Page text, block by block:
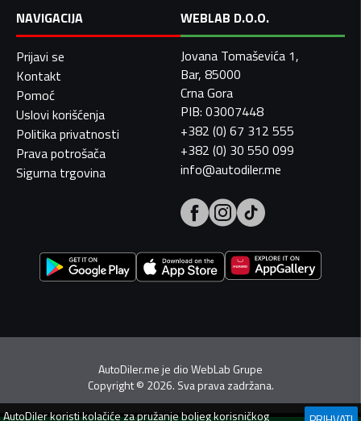
NAVIGACIJA
Prijavi se
Kontakt
Pomoć
Uslovi korišćenja
Politika privatnosti
Prava potrošača
Sigurna trgovina
WEBLAB D.O.O.
Jovana Tomaševića 1,
Bar, 85000
Crna Gora
PIB: 03007448
+382 (0) 67 312 555
+382 (0) 30 550 099
info@autodiler.me
AutoDiler.me je dioWebLab Grupe
Copyright© 2026. Sva prava zadržana.
AutoDilerkoristi kolačiće za pružanje boljeg korisničkog